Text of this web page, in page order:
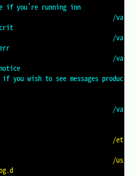
if you're running inn
/va
/va
/va
if you wish to see messages produc
/va
/et
/us